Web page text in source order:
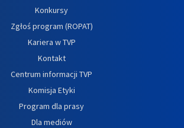
Konkursy
Zgłoś program (ROPAT)
Kariera w TVP
Kontakt
Centrum informacji TVP
Komisja Etyki
Program dla prasy
Dla mediów